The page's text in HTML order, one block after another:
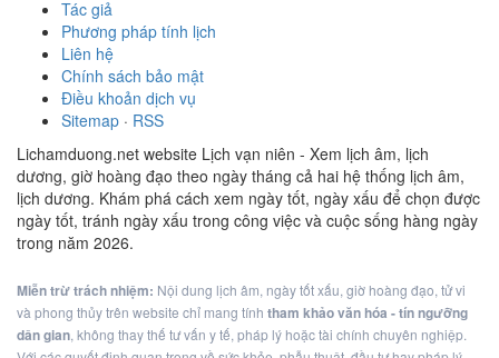
Tác giả
Phương pháp tính lịch
Liên hệ
Chính sách bảo mật
Điều khoản dịch vụ
Sitemap · RSS
Lichamduong.net website Lịch vạn niên - Xem lịch âm, lịch
dương, giờ hoàng đạo theo ngày tháng cả hai hệ thống lịch âm,
lịch dương. Khám phá cách xem ngày tốt, ngày xấu để chọn được
ngày tốt, tránh ngày xấu trong công việc và cuộc sống hàng ngày
trong năm 2026.
Miễn trừ trách nhiệm: Nội dung lịch âm, ngày tốt xấu, giờ hoàng đạo, tử vi
và phong thủy trên website chỉ mang tính tham khảo văn hóa - tín ngưỡng
dân gian, không thay thế tư vấn y tế, pháp lý hoặc tài chính chuyên nghiệp.